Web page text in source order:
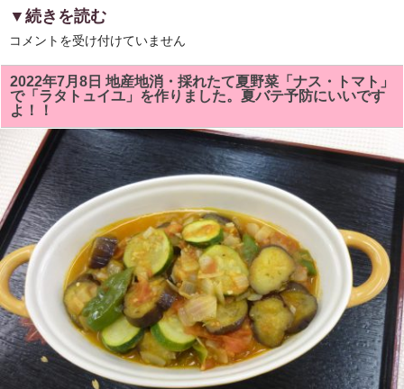
▼続きを読む
房
太
巻
き
寿
司
教
に、
岡
県
沼
津
市、
松
戸
市、
館
山
市、
千
葉
市、
市
川
市、
コメントを受け付けていません
2022年7月8日 地産地消・採れたて夏野菜「ナス・トマト」
で「ラタトュイユ」を作りました。夏バテ予防にいいです
よ！！